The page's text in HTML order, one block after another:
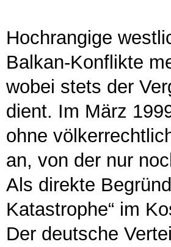
Hochrangige
Balkan-Konflikte
wobei stets der
dient. Im März
ohne
an, von der nur
Als direkte
Katastrophe“ im
Der deutsche